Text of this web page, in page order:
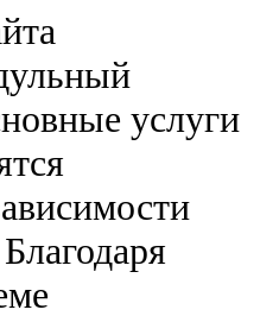
услуги